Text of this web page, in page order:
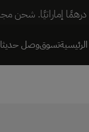
الرئيسيةتسوقوصل حديثا